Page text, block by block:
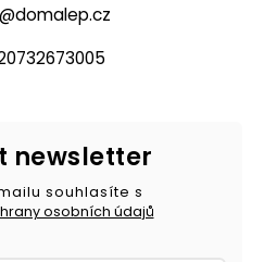
@domalep.cz
newsletter
souhlasíte s
osobních údajů